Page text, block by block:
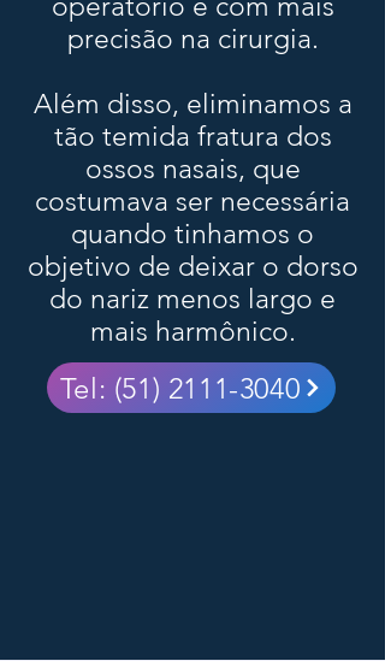
operatório e com mais
precisão na cirurgia.
Além disso, eliminamos a
tão temida fratura dos
ossos nasais, que
costumava ser necessária
quando tinhamos o
objetivo de deixar o dorso
do nariz menos largo e
mais harmônico.
Tel: (51) 2111-3040